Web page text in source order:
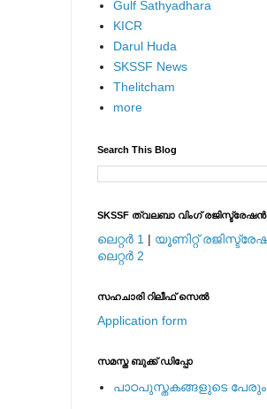
Gulf Sathyadhara
KICR
Darul Huda
SKSSF News
Thelitcham
more
Search This Blog
SKSSF ത്വലബാ വിംഗ്
ലെറ്റര്‍ 1 | യൂണിറ്റ്
ലെറ്റര്‍ 2
സഹചാരി റിലീഫ് സെല്‍
Application form
സമസ്ത ബുക്ക് ഡിപ്പോ
പാഠപുസ്തകങ്ങളുടെ